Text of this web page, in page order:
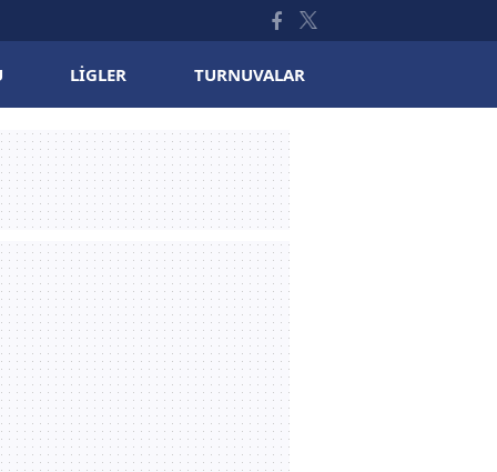
LIGLER TURNUVALAR